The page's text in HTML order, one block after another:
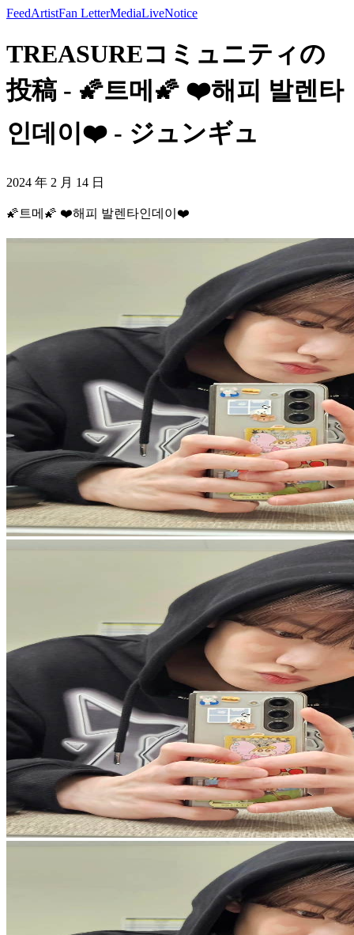
FeedArtistFan LetterMediaLiveNotice
TREASUREコミュニティの
投稿 - 🌠트메🌠 ❤️해피 발렌타
인데이❤️ - ジュンギュ
2024 年 2 月 14 日
🌠트메🌠 ❤️해피 발렌타인데이❤️